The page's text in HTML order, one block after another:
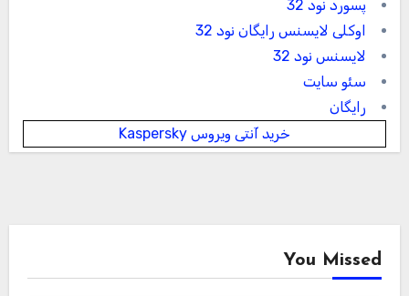
پسورد نود 32
اوکلی لایسنس رایگان نود 32
لایسنس نود 32
سئو سایت
رایگان
خرید آنتی ویروس Kaspersky
You Missed